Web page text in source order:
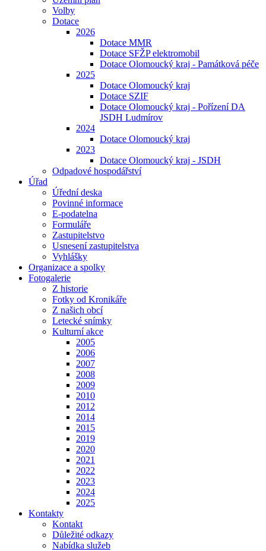
Volby
Dotace
2026
Dotace MMR
Dotace SFŽP elektromobil
Dotace Olomoucký kraj - Památková péče
2025
Dotace Olomoucký kraj
Dotace SZIF
Dotace Olomoucký kraj - Pořízení DA
JSDH Ludmírov
2024
Dotace Olomoucký kraj
2023
Dotace Olomoucký kraj - JSDH
Odpadové hospodářství
Úřad
Úřední deska
Povinné informace
E-podatelna
Formuláře
Zastupitelstvo
Usnesení zastupitelstva
Vyhlášky
Organizace a spolky
Fotogalerie
Z historie
Fotky od Kronikáře
Z našich obcí
Letecké snímky
Kulturní akce
2005
2006
2007
2008
2009
2010
2012
2014
2015
2019
2020
2021
2022
2023
2024
2025
Kontakty
Kontakt
Důležité odkazy
Nabídka služeb